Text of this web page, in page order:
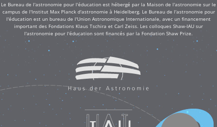
Le Bureau de l'astronomie pour l'éducation est hébergé par la Maison de l'astronomie sur le
campus de l'Institut Max Planck d'astronomie à Heidelberg. Le Bureau de l'astronomie pour
l'éducation est un bureau de l'Union Astronomique Internationale, avec un financement
important des Fondations Klaus Tschira et Carl Zeiss. Les colloques Shaw-IAU sur
l'astronomie pour l'éducation sont financés par la Fondation Shaw Prize.